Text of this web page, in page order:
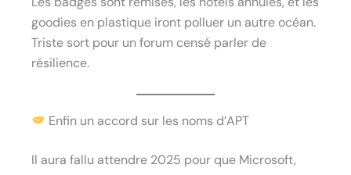
goodies en plastique iront polluer un autre océan.
Triste sort pour un forum censé parler de
résilience.
Enfin un accord sur les noms d’APT
Il aura fallu attendre 2025 pour que Microsoft,